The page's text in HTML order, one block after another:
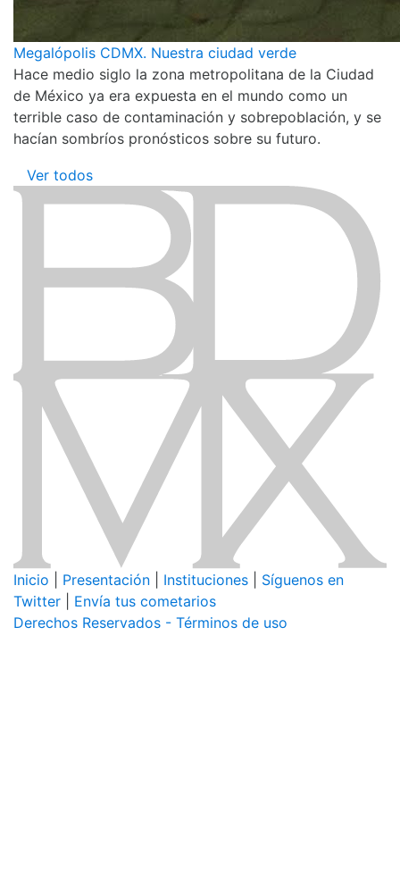
Megalópolis CDMX. Nuestra ciudad verde
Hace medio siglo la zona metropolitana de la Ciudad
de México ya era expuesta en el mundo como un
terrible caso de contaminación y sobrepoblación, y se
hacían sombríos pronósticos sobre su futuro.
Ver todos
Inicio Presentación Instituciones
Síguenos en
Twitter
Envía tus cometarios
Derechos Reservados - Términos de uso